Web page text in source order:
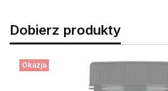
Dobierz produkty
Okazja